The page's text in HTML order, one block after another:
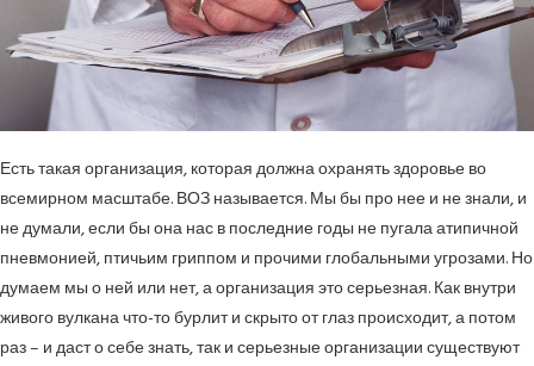
Есть такая организация, которая должна охранять здоровье во
всемирном масштабе. ВОЗ называется. Мы бы про нее и не знали, и
не думали, если бы она нас в последние годы не пугала атипичной
пневмонией, птичьим гриппом и прочими глобальными угрозами. Но
думаем мы о ней или нет, а организация это серьезная. Как внутри
живого вулкана что-то бурлит и скрыто от глаз происходит, а потом
раз – и даст о себе знать, так и серьезные организации существуют